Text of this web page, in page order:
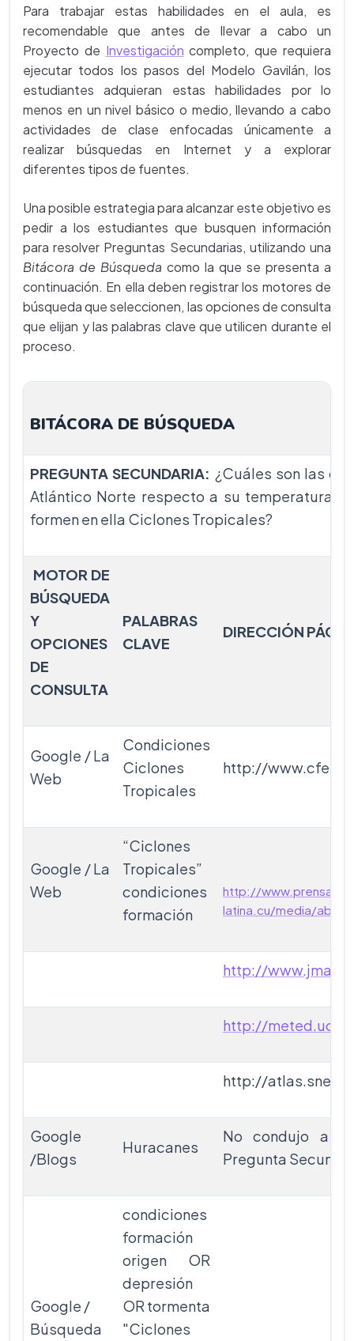
Para trabajar estas habilidades en el aula, es
recomendable que antes de llevar a cabo un
Proyecto de Investigación completo, que requiera
ejecutar todos los pasos del Modelo Gavilán, los
estudiantes adquieran estas habilidades por lo
menos en un nivel básico o medio, llevando a cabo
actividades de clase enfocadas únicamente a
realizar búsquedas en Internet y a explorar
diferentes tipos de fuentes.
Una posible estrategia para alcanzar este objetivo es
pedir a los estudiantes que busquen información
para resolver Preguntas Secundarias, utilizando una
Bitácora de Búsqueda como la que se presenta a
continuación. En ella deben registrar los motores de
búsqueda que seleccionen, las opciones de consulta
que elijan y las palabras clave que utilicen durante el
proceso.
BITÁCORA DE BÚSQUEDA
PREGUNTA SECUNDARIA: ¿Cuáles son las
Atlántico Norte respecto a su temperatura,
formen en ella Ciclones Tropicales?
MOTOR DE
BÚSQUEDA
Y
OPCIONES
DE
CONSULTA
PALABRAS
CLAVE
DIRECCIÓN
Google / La
Web
Condiciones
Ciclones
Tropicales
http://
Google / La
Web
“Ciclones
Tropicales”
condiciones
formación
http://www.prensa-
latina.cu/media/
http://
http://
http://
Google
/Blogs
Huracanes
No condujo a
Pregunta
Google /
Búsqueda
condiciones
formación
origen OR
depresión
OR tormenta
"Ciclones